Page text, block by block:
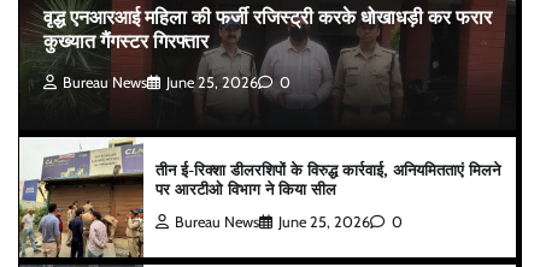
वृद्ध एनआरआई महिला की फर्जी रजिस्ट्री करके धोखाधड़ी कर फरार
कुख्यात गैंगस्टर गिरफ्तार
Bureau News June 25, 2026 0
तीन ई-रिक्शा डीलरशिपों के विरुद्ध कार्रवाई, अनियमितताएं मिलने
पर आरटीओ विभाग ने किया सील
Bureau News June 25, 2026 0